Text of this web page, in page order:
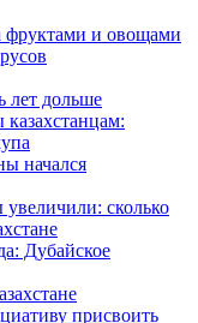
фруктами и овощами
лет дольше
начался
сколько
Дубайское
присвоить